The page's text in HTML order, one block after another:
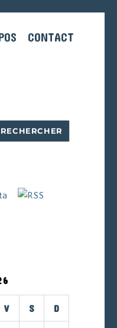
CONTACT
RECHERCHER
V S D